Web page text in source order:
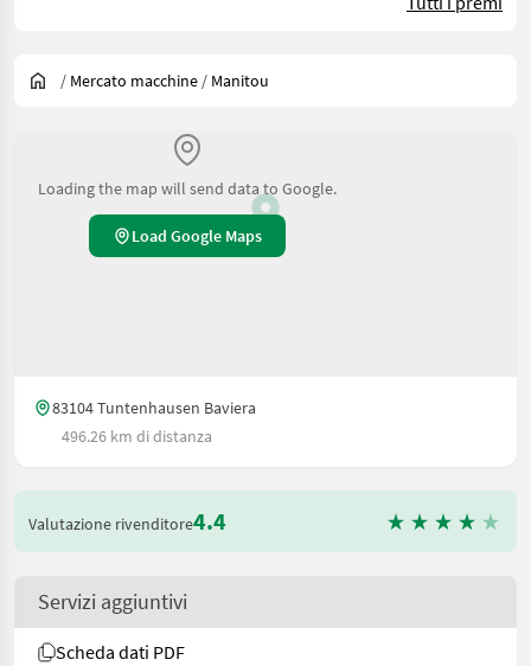
/ Mercato macchine / Manitou
Loading the map will send data to Google.
Load Google Maps
83104 Tuntenhausen Baviera
496.26 km di distanza
Valutazione rivenditore4.4
Servizi aggiuntivi
Scheda dati PDF